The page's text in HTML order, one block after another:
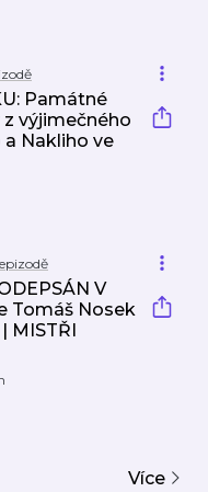
Památné
výjimečného
Nakliho ve
V
Tomáš Nosek
MISTŘI
Více